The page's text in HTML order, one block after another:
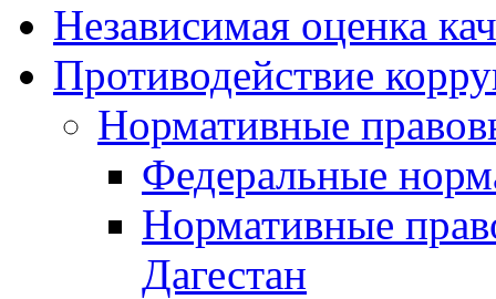
Независимая оценка
Противодействие
Нормативные
Федеральные
Нормативные
Дагестан